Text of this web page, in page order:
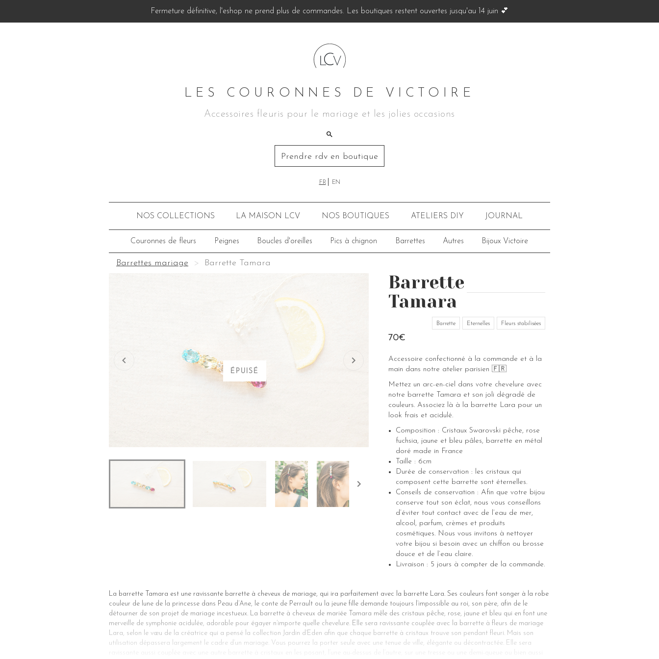
Fermeture définitive, l'eshop ne prend plus de commandes. Les boutiques restent ouvertes jusqu'au 14 juin 💕
LES COURONNES DE VICTOIRE
Accessoires fleuris pour le mariage et les jolies occasions
Prendre rdv en boutique
FR EN
NOS COLLECTIONS LA MAISON LCV NOS BOUTIQUES ATELIERS DIY JOURNAL
Couronnes de fleurs Peignes Boucles d'oreilles Pics à chignon Barrettes Autres Bijoux Victoire
Barrettes mariage Barrette Tamara
ÉPUISÉ
Barrette
Tamara
Barrette Eternelles Fleurs stabilisées
70€
Accessoire confectionné à la commande et à la
main dans notre atelier parisien 🇫🇷
Mettez un arc-en-ciel dans votre chevelure avec
notre barrette Tamara et son joli dégradé de
couleurs. Associez là à la barrette Lara pour un
look frais et acidulé.
Composition : Cristaux Swarovski pêche, rose
fuchsia, jaune et bleu pâles, barrette en métal
doré made in France
Taille : 6cm
Durée de conservation : les cristaux qui
composent cette barrette sont éternelles.
Conseils de conservation : Afin que votre bijou
conserve tout son éclat, nous vous conseillons
d’éviter tout contact avec de l’eau de mer,
alcool, parfum, crèmes et produits
cosmétiques. Nous vous invitons à nettoyer
votre bijou si besoin avec un chiffon ou brosse
douce et de l’eau claire.
Livraison : 5 jours à compter de la commande.
La barrette Tamara est une ravissante barrette à cheveux de mariage, qui ira parfaitement avec la barrette Lara. Ses couleurs font songer à la robe
couleur de lune de la princesse dans Peau d’Ane, le conte de Perrault ou la jeune fille demande toujours l’impossible au roi, son père, afin de le
détourner de son projet de mariage incestueux. La barrette à cheveux de mariée Tamara mêle des cristaux pêche, rose, jaune et bleu qui en font une
merveille de symphonie acidulée, adorable pour égayer n’importe quelle chevelure. Elle sera ravissante couplée avec la barrette à fleurs de mariage
Lara, selon le vœu de la créatrice qui a pensé la collection Jardin d’Eden afin que chaque barrette à cristaux trouve son pendant fleuri. Mais son
utilisation dépassera largement le cadre d’un mariage. Vous pourrez la porter seule avec une tenue de ville, élégante ou décontractée. Elle sera